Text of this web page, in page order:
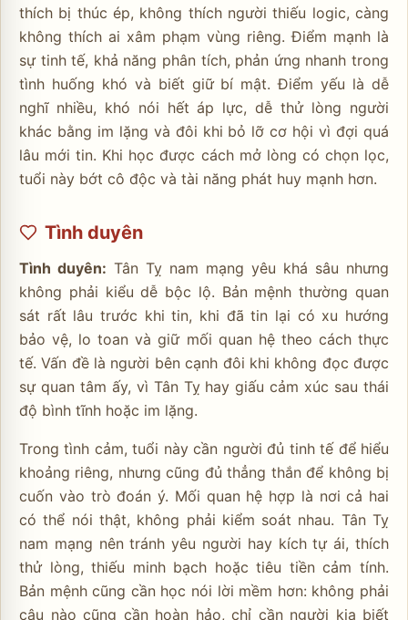
thích bị thúc ép, không thích người thiếu logic, càng
không thích ai xâm phạm vùng riêng. Điểm mạnh là
sự tinh tế, khả năng phân tích, phản ứng nhanh trong
tình huống khó và biết giữ bí mật. Điểm yếu là dễ
nghĩ nhiều, khó nói hết áp lực, dễ thử lòng người
khác bằng im lặng và đôi khi bỏ lỡ cơ hội vì đợi quá
lâu mới tin. Khi học được cách mở lòng có chọn lọc,
tuổi này bớt cô độc và tài năng phát huy mạnh hơn.
Tình duyên
Tình duyên: Tân Tỵ nam mạng yêu khá sâu nhưng
không phải kiểu dễ bộc lộ. Bản mệnh thường quan
sát rất lâu trước khi tin, khi đã tin lại có xu hướng
bảo vệ, lo toan và giữ mối quan hệ theo cách thực
tế. Vấn đề là người bên cạnh đôi khi không đọc được
sự quan tâm ấy, vì Tân Tỵ hay giấu cảm xúc sau thái
độ bình tĩnh hoặc im lặng.
Trong tình cảm, tuổi này cần người đủ tinh tế để hiểu
khoảng riêng, nhưng cũng đủ thẳng thắn để không bị
cuốn vào trò đoán ý. Mối quan hệ hợp là nơi cả hai
có thể nói thật, không phải kiểm soát nhau. Tân Tỵ
nam mạng nên tránh yêu người hay kích tự ái, thích
thử lòng, thiếu minh bạch hoặc tiêu tiền cảm tính.
Bản mệnh cũng cần học nói lời mềm hơn: không phải
câu nào cũng cần hoàn hảo, chỉ cần người kia biết